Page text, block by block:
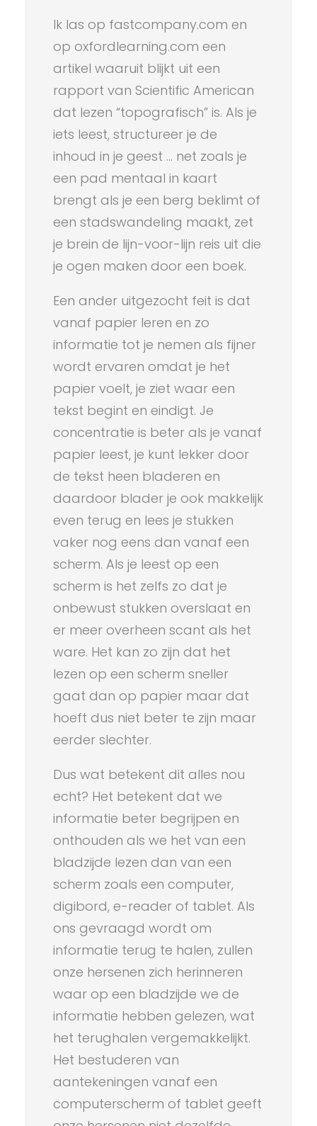
Ik las op fastcompany.com en
op oxfordlearning.com een
artikel waaruit blijkt uit een
rapport van Scientific American
dat lezen “topografisch” is. Als je
iets leest, structureer je de
inhoud in je geest … net zoals je
een pad mentaal in kaart
brengt als je een berg beklimt of
een stadswandeling maakt, zet
je brein de lijn-voor-lijn reis uit die
je ogen maken door een boek.
Een ander uitgezocht feit is dat
vanaf papier leren en zo
informatie tot je nemen als fijner
wordt ervaren omdat je het
papier voelt, je ziet waar een
tekst begint en eindigt. Je
concentratie is beter als je vanaf
papier leest, je kunt lekker door
de tekst heen bladeren en
daardoor blader je ook makkelijk
even terug en lees je stukken
vaker nog eens dan vanaf een
scherm. Als je leest op een
scherm is het zelfs zo dat je
onbewust stukken overslaat en
er meer overheen scant als het
ware. Het kan zo zijn dat het
lezen op een scherm sneller
gaat dan op papier maar dat
hoeft dus niet beter te zijn maar
eerder slechter.
Dus wat betekent dit alles nou
echt? Het betekent dat we
informatie beter begrijpen en
onthouden als we het van een
bladzijde lezen dan van een
scherm zoals een computer,
digibord, e-reader of tablet. Als
ons gevraagd wordt om
informatie terug te halen, zullen
onze hersenen zich herinneren
waar op een bladzijde we de
informatie hebben gelezen, wat
het terughalen vergemakkelijkt.
Het bestuderen van
aantekeningen vanaf een
computerscherm of tablet geeft